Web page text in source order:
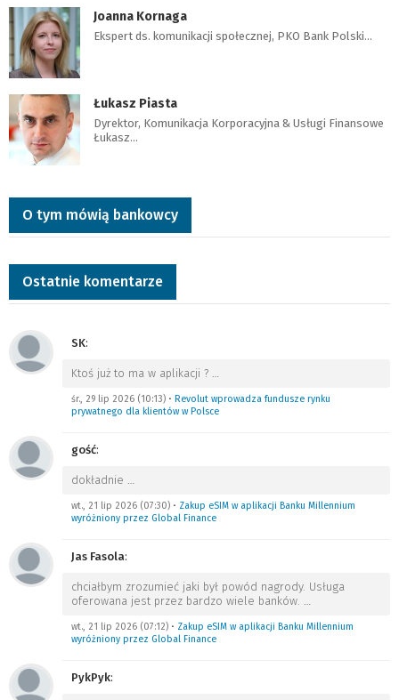
Joanna Kornaga
Ekspert ds. komunikacji społecznej, PKO Bank Polski…
Łukasz Piasta
Dyrektor, Komunikacja Korporacyjna & Usługi Finansowe
Łukasz…
O tym mówią bankowcy
Ostatnie komentarze
SK:
Ktoś już to ma w aplikacji ? …
śr., 29 lip 2026 (10:13) • Revolut wprowadza fundusze rynku
prywatnego dla klientów w Polsce
gość:
dokładnie …
wt., 21 lip 2026 (07:30) • Zakup eSIM w aplikacji Banku Millennium
wyróżniony przez Global Finance
Jas Fasola:
chciałbym zrozumieć jaki był powód nagrody. Usługa
oferowana jest przez bardzo wiele banków. …
wt., 21 lip 2026 (07:12) • Zakup eSIM w aplikacji Banku Millennium
wyróżniony przez Global Finance
PykPyk: